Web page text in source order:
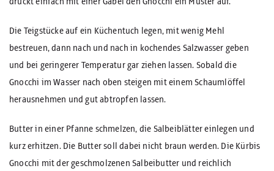
Die Teigstücke auf ein Küchentuch legen, mit wenig Mehl
bestreuen, dann nach und nach in kochendes Salzwasser geben
und bei geringerer Temperatur gar ziehen lassen. Sobald die
Gnocchi im Wasser nach oben steigen mit einem Schaumlöffel
herausnehmen und gut abtropfen lassen.
Butter in einer Pfanne schmelzen, die Salbeiblätter einlegen und
kurz erhitzen. Die Butter soll dabei nicht braun werden. Die Kürbis
Gnocchi mit der geschmolzenen Salbeibutter und reichlich